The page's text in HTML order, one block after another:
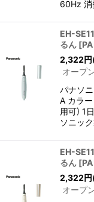
60Hz
EH-
るん [
2,322円
オープ
パナソ
A カラ
用可) 1
ソニッ
EH-
るん [
2,322円
オープ